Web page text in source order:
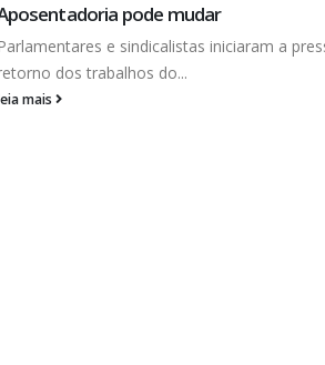
pode mudar
e sindicalistas iniciaram a
dos trabalhos do...
mais